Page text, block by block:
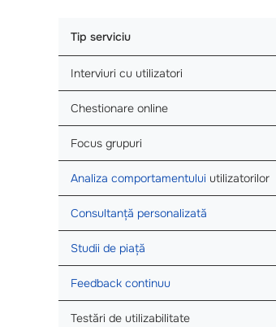
Tip serviciu
Interviuri cu utilizatori
Chestionare online
Focus grupuri
Analiza comportamentului utilizatorilor
Consultanță personalizată
Studii de piață
Feedback continuu
Testări de utilizabilitate